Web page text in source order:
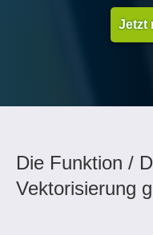
Jetzt
Die Funktion /
Vektorisierung